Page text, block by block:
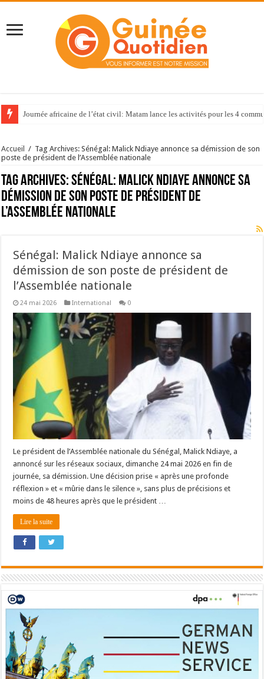
Journée africaine de l’état civil: Matam lance les activités pour les 4
Accueil / Tag Archives: Sénégal: Malick Ndiaye annonce sa démission de son
poste de président de l’Assemblée nationale
Tag Archives:Sénégal: Malick Ndiaye annonce sa
démission de son poste de président de
l’Assemblée nationale
Sénégal: Malick Ndiaye annonce sa
démission de son poste de président de
l’Assemblée nationale
24 mai 2026 International 0
Le président de l’Assemblée nationale du Sénégal, Malick Ndiaye, a
annoncé sur les réseaux sociaux, dimanche 24 mai 2026 en fin de
journée, sa démission. Une décision prise « après une profonde
réflexion » et « mûrie dans le silence », sans plus de précisions et
moins de 48 heures après que le président …
Lire la suite